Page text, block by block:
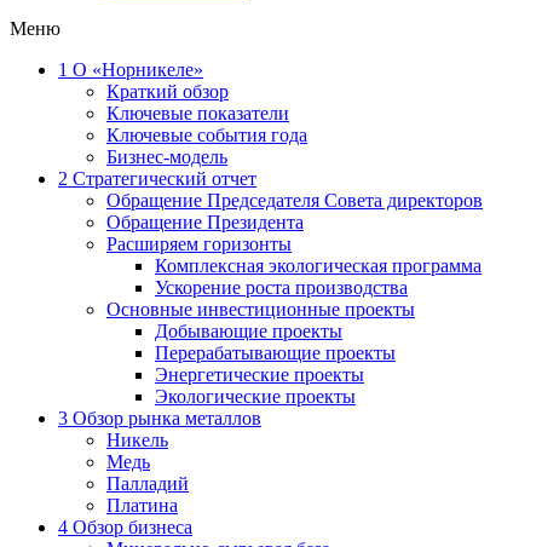
Меню
1 О «Норникеле»
Краткий обзор
Ключевые показатели
Ключевые события года
Бизнес-модель
2 Стратегический отчет
Обращение Председателя Совета директоров
Обращение Президента
Расширяем горизонты
Комплексная экологическая программа
Ускорение роста производства
Основные инвестиционные проекты
Добывающие проекты
Перерабатывающие проекты
Энергетические проекты
Экологические проекты
3 Обзор рынка металлов
Никель
Медь
Палладий
Платина
4 Обзор бизнеса